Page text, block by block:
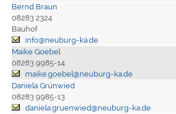
Bernd Braun
08283 2324
Bauhof
info@neuburg-ka.de
Maike Goebel
08283 9985-14
maike.goebel@neuburg-ka.de
Daniela Grünwied
08283 9985-13
daniela.gruenwied@neuburg-ka.de